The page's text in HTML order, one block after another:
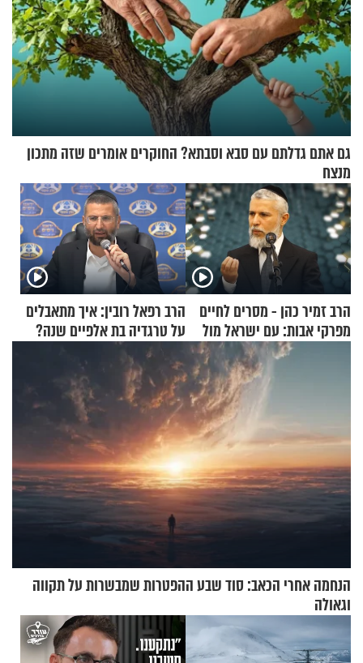
גם אתם גדלתם עם סבא וסבתא? החוקרים אומרים שזה מתכון
מנצח
הרב זמיר כהן - מסרים לחיים
מפרקי אבות: עם ישראל מול
אומות העולם
הרב רפאל רובין: איך מתאבלים
על טרגדיה בת אלפיים שנה?
הנחמה אחרי הכאב: סוד שבע ההפטרות שמבשרות על תקווה
וגאולה